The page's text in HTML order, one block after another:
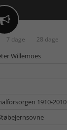
7 dage 28 dage
Willemoes
1910-2010